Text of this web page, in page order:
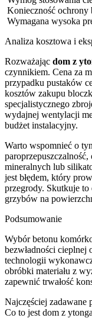
Konieczność ochrony
Wymagana wysoka
Analiza kosztowa i
Rozważając dom z
czynnikiem. Cena za
przypadku pustaków
kosztów zakupu
specjalistycznego
wydajnej wentylacji
budżet instalacyjny.
Warto wspomnieć o
mineralnych lub
jest błędem, który
przegrody. Skutkuje
grzybów na
Podsumowanie
Wybór betonu
bezwładności cieplnej
technologii
obróbki materiału z
zapewnić trwałość
Najczęściej zadawane
Co to jest dom z